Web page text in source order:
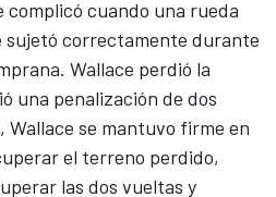
cuando una rueda
sujetó correctamente durante
Wallace perdió la
una penalización de dos
se mantuvo firme en
el terreno perdido,
las dos vueltas y